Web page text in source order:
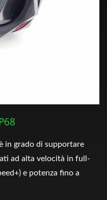
in grado di supportare
ad alta velocità in full-
e potenza fino a